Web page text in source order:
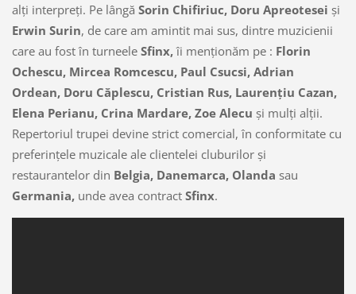
alţi interpreţi. Pe lângă Sorin Chifiriuc, Doru Apreotesei şi
Erwin Surin, de care am amintit mai sus, dintre muzicienii
care au fost în turneele Sfinx,îi menţionăm pe : Florin
Ochescu, Mircea Romcescu, Paul Csucsi, Adrian
Ordean, Doru Căplescu, Cristian Rus, Laurenţiu Cazan,
Elena Perianu, Crina Mardare, Zoe Alecu şi mulţi alţii.
Repertoriul trupei devine strict comercial, în conformitate cu
preferinţele muzicale ale clientelei cluburilor şi
restaurantelor din Belgia, Danemarca, Olanda sau
Germania,unde avea contract Sfinx.